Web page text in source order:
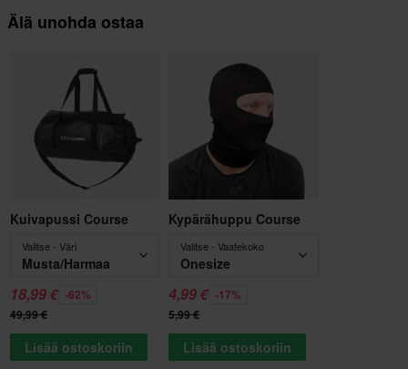
Älä unohda ostaa
Kuivapussi Course
Valitse - Väri
Musta/Harmaa
18,99 € -62%
49,99 €
Lisää ostoskoriin
Kypärähuppu Course
Valitse - Vaatekoko
Onesize
4,99 € -17%
5,99 €
Lisää ostoskoriin